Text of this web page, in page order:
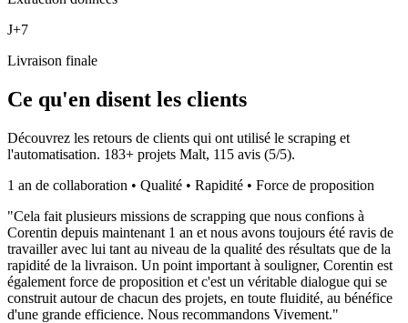
J+7
Livraison finale
Ce qu'en disent les clients
Découvrez les retours de clients qui ont utilisé le scraping et
l'automatisation. 183+ projets Malt, 115 avis (5/5).
1 an de collaboration • Qualité • Rapidité • Force de proposition
"Cela fait plusieurs missions de scrapping que nous confions à
Corentin depuis maintenant 1 an et nous avons toujours été ravis de
travailler avec lui tant au niveau de la qualité des résultats que de la
rapidité de la livraison. Un point important à souligner, Corentin est
également force de proposition et c'est un véritable dialogue qui se
construit autour de chacun des projets, en toute fluidité, au bénéfice
d'une grande efficience. Nous recommandons Vivement."